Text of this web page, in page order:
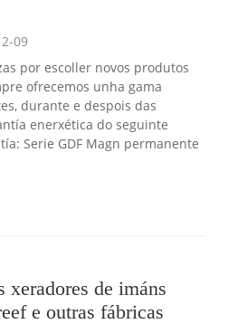
09
por escoller novos produtos
ofrecemos unha gama
durante e despois das
enerxética do seguinte
Serie GDF Magn permanente
xeradores de imáns
e outras fábricas